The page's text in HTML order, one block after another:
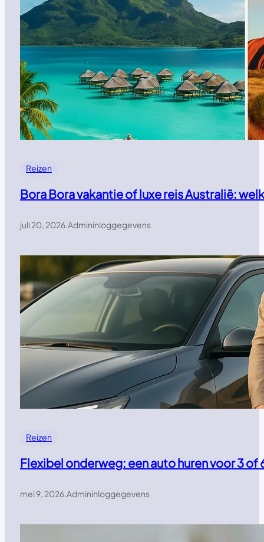
Reizen
Bora Bora vakantie of luxe reis Australië:
juli 20, 2026.Admininloggegevens
Reizen
Flexibel onderweg: een auto huren voor 3 of
mei 9, 2026.Admininloggegevens